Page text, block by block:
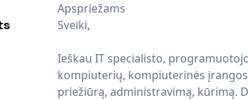
Apspriežams
Sveiki,
Ieškau IT specialisto,
kompiuterių, kompiuterinės
priežiūrą, administravimą, kūrimą.